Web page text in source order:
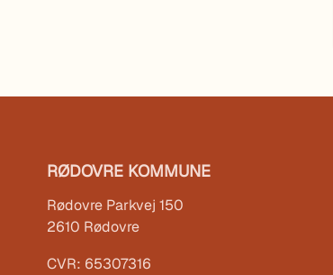
RØDOVRE KOMMUNE
Rødovre Parkvej 150
2610 Rødovre
CVR: 65307316